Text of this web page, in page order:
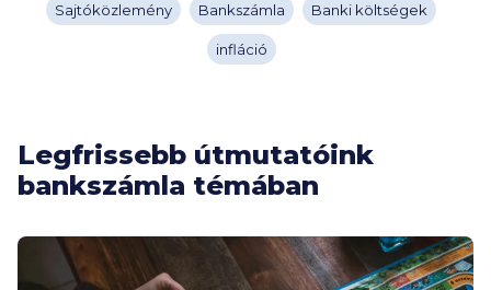
Sajtóközlemény Bankszámla Banki költségek
infláció
Legfrissebb útmutatóink
bankszámla témában